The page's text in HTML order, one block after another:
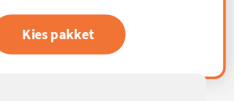
Kies pakket